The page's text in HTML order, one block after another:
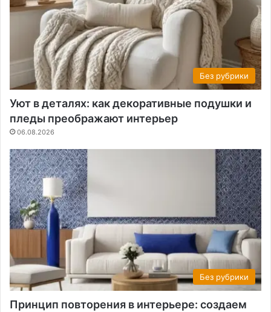
Без рубрики
Уют в деталях: как декоративные подушки и
пледы преображают интерьер
06.08.2026
Без рубрики
Принцип повторения в интерьере: создаем